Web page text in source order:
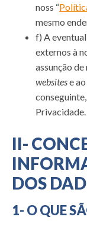
noss “
mesmo
f) A
externos à
assunção
websitese
Privacidade.
II-
DOS
1- O QUE